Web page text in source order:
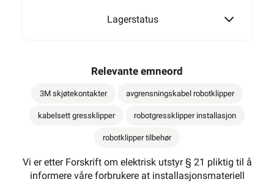
Lagerstatus
Relevante emneord
3M skjøtekontakter avgrensningskabel robotklipper
kabelsett gressklipper robotgressklipper installasjon
robotklipper tilbehør
Vi er etter Forskrift om elektrisk utstyr § 21 pliktig til å
informere våre forbrukere at installasjonsmateriell